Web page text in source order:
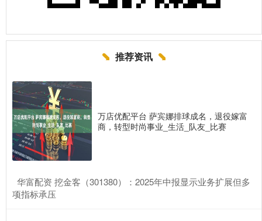
推荐资讯
万店优配平台 萨宾娜排球成名，退役嫁富
商，转型时尚事业_生活_队友_比赛
​华富配资 挖金客（301380）：2025年中报显示业务扩展但多
项指标承压